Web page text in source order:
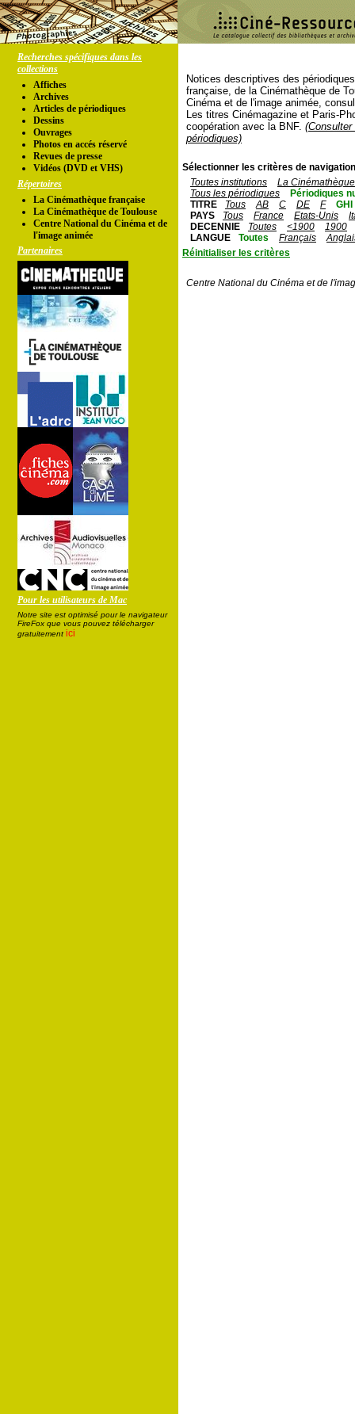
Recherches spécifiques dans les
collections
Affiches
Archives
Articles de périodiques
Dessins
Ouvrages
Photos en accés réservé
Revues de presse
Vidéos (DVD et VHS)
Répertoires
La Cinémathèque française
La Cinémathèque de Toulouse
Centre National du Cinéma et de
l'image animée
Partenaires
Pour les utilisateurs de Mac
Notre site est optimisé pour le navigateur
FireFox que vous pouvez télécharger
gratuitement ici
Notices descriptives des
française, de la Cinémathèque de
Cinéma et de l'image animée,
Les titres Cinémagazine et Paris-
coopération avec la BNF.
périodiques)
Sélectionner les critères de
Toutes institutions
La
Tous les périodiques
Périodiques
TITRE
Tous AB C DE F
GHI
PAYS
Tous France Etats-Unis
DECENNIE
Toutes <1900
1900
LANGUE
Toutes Français
Réinitialiser les critères
Centre National du Cinéma et de